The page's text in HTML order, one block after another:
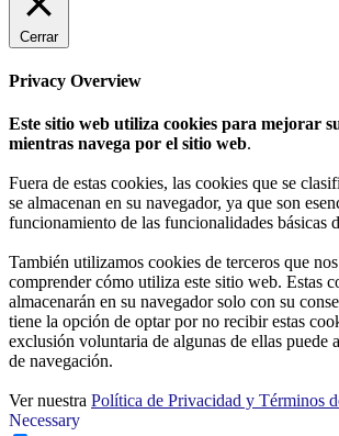
Cerrar
Privacy Overview
Este sitio web utiliza cookies para mejorar
mientras navega por el sitio web.
Fuera de estas cookies, las cookies que se
se almacenan en su navegador, ya que son
funcionamiento de las funcionalidades básicas
También utilizamos cookies de terceros que
comprender cómo utiliza este sitio web. Estas
almacenarán en su navegador solo con su
tiene la opción de optar por no recibir estas
exclusión voluntaria de algunas de ellas puede
de navegación.
Ver nuestra Política de Privacidad y Términos
Necessary